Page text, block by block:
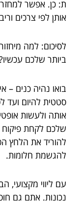
ת: כן. אפשר
אותן לפי צרכים
לסיכום: למה
ביותר שלכם
בואו נהיה כנים –
סטטית להיום ועד
אותה ולעשות
שלכם לקחת פיקוח
להוריד את הלחץ
להגשמת חלומות.
עם ליווי מקצועי,
נכונות. אתם גם